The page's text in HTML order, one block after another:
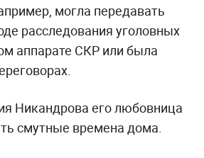
могла передавать
расследования уголовных
аппарате СКР или была
Никандрова его любовница
смутные времена дома.